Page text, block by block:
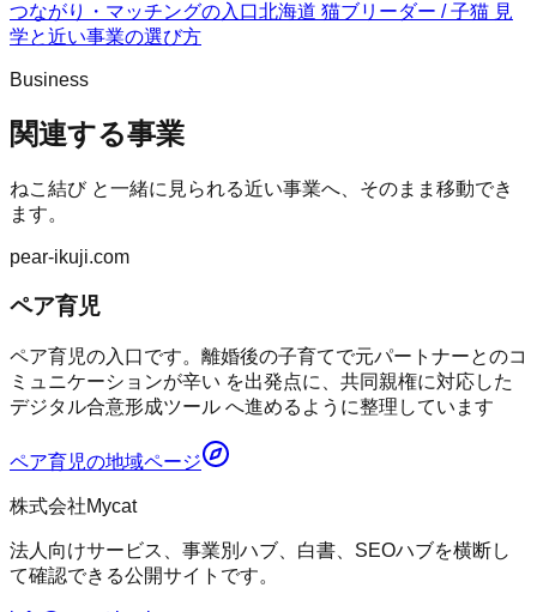
つながり・マッチングの入口北海道 猫ブリーダー / 子猫 見
学と近い事業の選び方
Business
関連する事業
ねこ結びと一緒に見られる近い事業へ、そのまま移動でき
ます。
pear-ikuji.com
ペア育児
ペア育児の入口です。離婚後の子育てで元パートナーとのコ
ミュニケーションが辛い を出発点に、共同親権に対応した
デジタル合意形成ツール へ進めるように整理しています
ペア育児の地域ページ
株式会社Mycat
法人向けサービス、事業別ハブ、白書、SEOハブを横断し
て確認できる公開サイトです。